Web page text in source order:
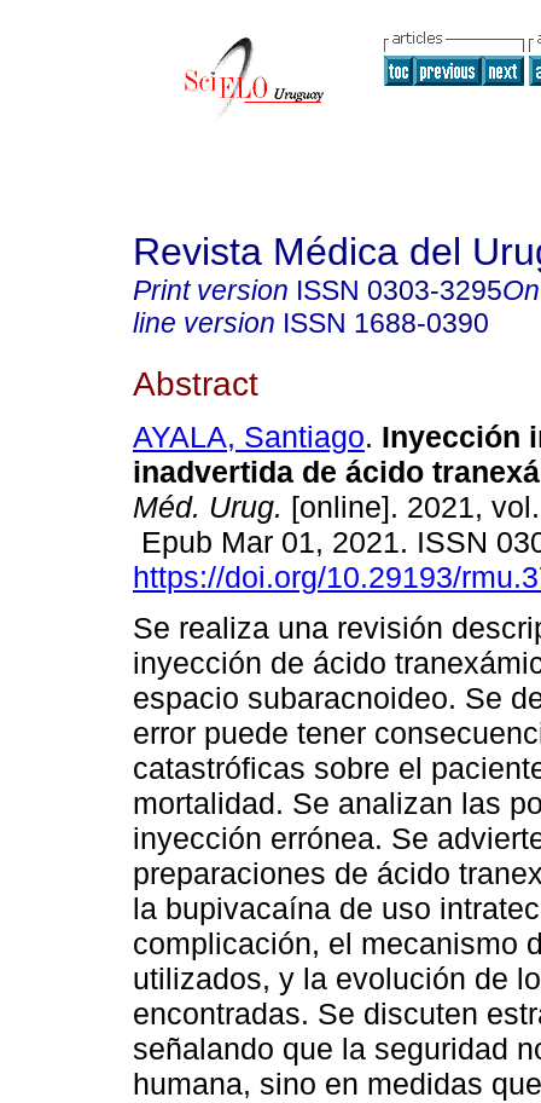
Revista Médica del
Print version ISSN 0303-3295
line version ISSN 1688-0390
Abstract
AYALA, Santiago. Inyección
inadvertida de ácido
Méd. Urug. [online]. 2021,
Epub Mar 01, 2021. ISSN
https://doi.org/10.29193/
Se realiza una revisión
inyección de ácido
espacio subaracnoideo. Se
error puede tener
catastróficas sobre el
mortalidad. Se analizan las
inyección errónea. Se
preparaciones de ácido
la bupivacaína de uso
complicación, el mecanismo
utilizados, y la evolución de
encontradas. Se discuten
señalando que la seguridad
humana, sino en medidas